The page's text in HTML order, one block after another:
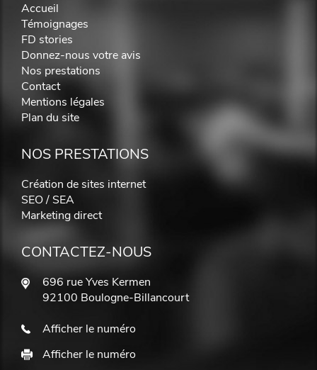
Accueil
Témoignages
FD stories
Donnez-nous votre avis
Nos prestations
Contact
Mentions légales
Plan du site
NOS PRESTATIONS
Création de sites internet
SEO / SEA
Marketing direct
CONTACTEZ-NOUS
696 rue Yves Kermen
92100 Boulogne-Billancourt
Afficher le numéro
Afficher le numéro